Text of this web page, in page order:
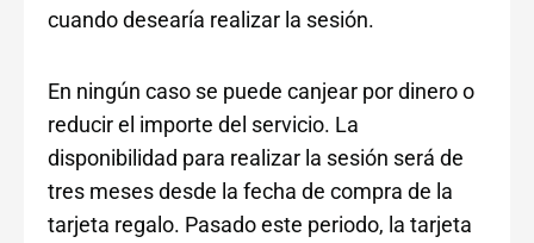
cuando desearía realizar la sesión.
En ningún caso se puede canjear por dinero o
reducir el importe del servicio. La
disponibilidad para realizar la sesión será de
tres meses desde la fecha de compra de la
tarjeta regalo. Pasado este periodo, la tarjeta